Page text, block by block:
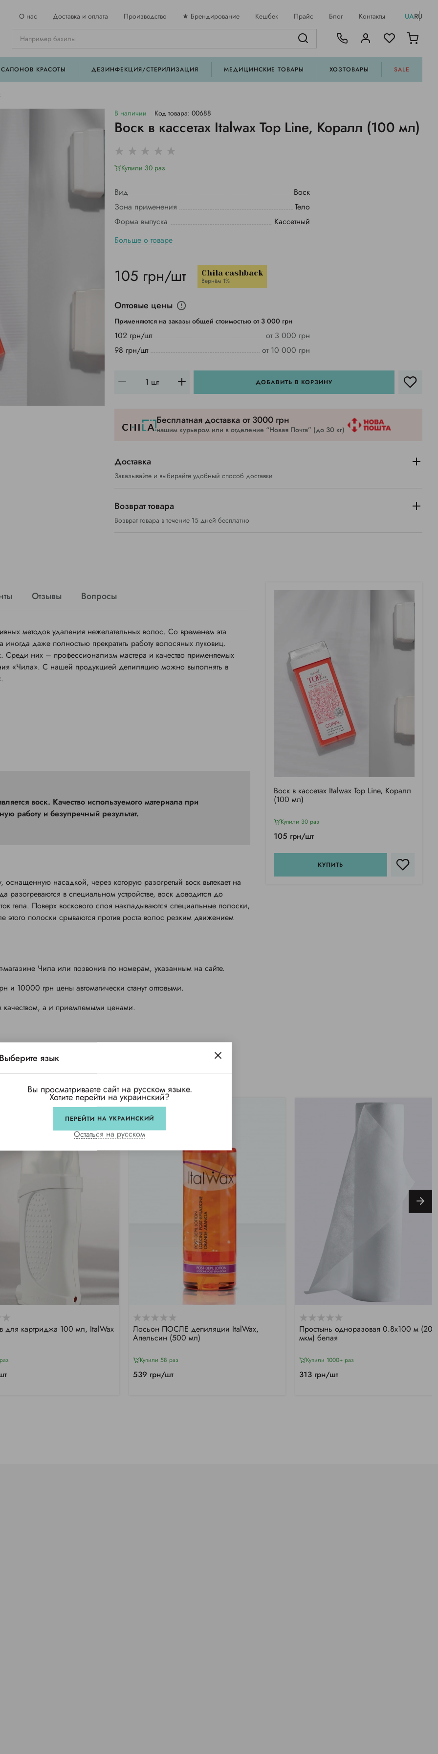
О нас Доставка и оплата Производство ★ Брендирование Кешбек Прайс Блог Контакты UARU
КРАСОТЫ ДЕЗИНФЕКЦИЯ/СТЕРИЛИЗАЦИЯ МЕДИЦИНСКИЕ ТОВАРЫ ХОЗТОВАРЫ SALE
В наличии Код товара: 00688
Воск в кассетах Italwax Top Line, Коралл (100 мл)
Купили 30 раз
Вид
Воск
Зона применения
Тело
Форма выпуска
Кассетный
Больше о товаре
105 грн/шт Chila cashback
Вернём 1%
Оптовые цены
Применяются на заказы общей стоимостью от 3 000 грн
102 грн/шт
от 3 000 грн
98 грн/шт
от 10 000 грн
ДОБАВИТЬ В КОРЗИНУ
Бесплатная доставка от 3000 грн
нашим курьером или в отделение “Новая Почта” (до 30 кг)
Доставка
Заказывайте и выбирайте удобный способ доставки
Возврат товара
Возврат товара в течение 15 дней бесплатно
Отзывы Вопросы
методов удаления нежелательных волос. Со временем эта
даже полностью прекратить работу волосяных луковиц.
Среди них – профессионализм мастера и качество применяемых
«Чила». С нашей продукцией депиляцию можно выполнять в
работу и безупречный результат.
насадкой, через которую разогретый воск вытекает на
в специальном устройстве, воск доводится до
тела. Поверх воскового слоя накладываются специальные полоски,
полоски срываются против роста волос резким движением
магазине Чила или позвонив по номерам, указанным на сайте.
10000 грн цены автоматически станут оптовыми.
качеством, а и приемлемыми ценами.
Воск в кассетах Italwax Top Line, Коралл
(100 мл)
Купили 30 раз
105 грн/шт
КУПИТЬ
для картриджа 100 мл, ItalWax Лосьон ПОСЛЕ депиляции ItalWax,
Апельсин (500 мл)
Купили 58 раз
539 грн/шт
Простынь одноразовая 0.8х100 м (20
мкм) белая
Купили 1000+ раз
313 грн/шт
язык
Вы просматриваете сайт на русском языке.
Хотите перейти на украинский?
ПЕРЕЙТИ НА УКРАИНСКИЙ
Остаться на русском